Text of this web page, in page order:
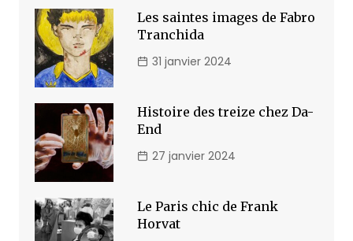
Les saintes images de Fabro
Tranchida
31 janvier 2024
Histoire des treize chez Da-
End
27 janvier 2024
Le Paris chic de Frank
Horvat